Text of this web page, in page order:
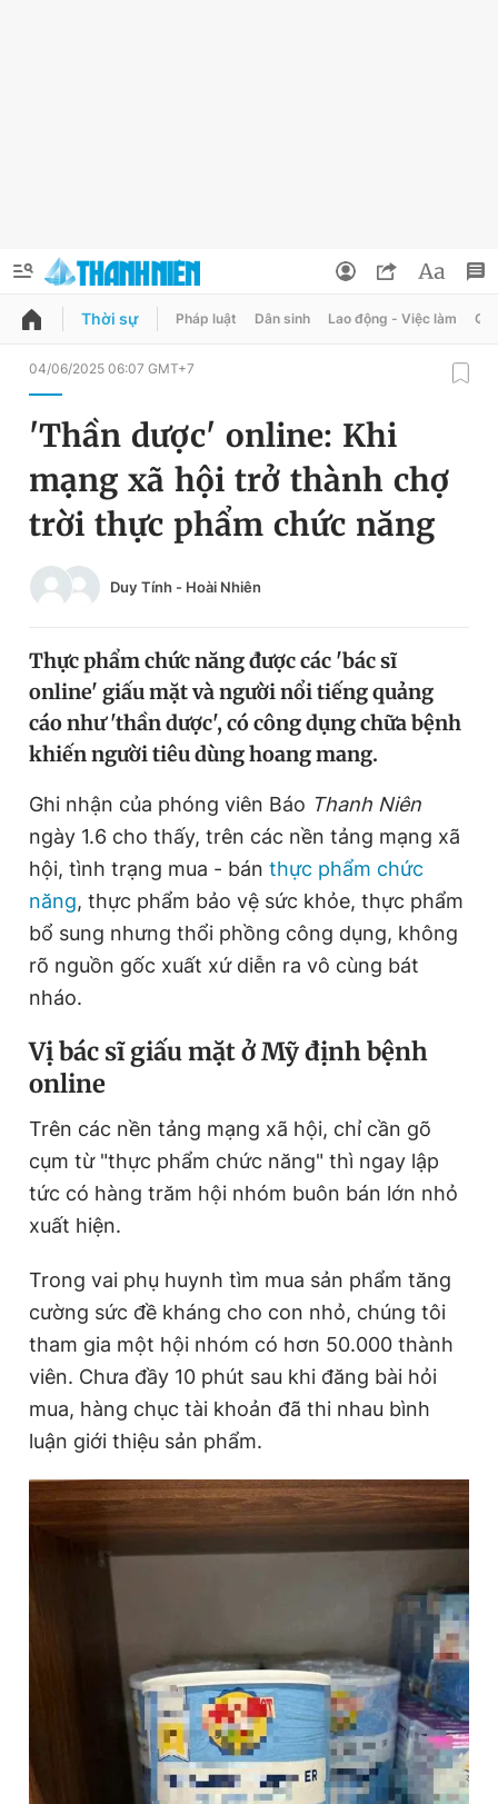
QUẢNG CÁO
Chuyên mục khác
Chào ngày mới
Tin thị trường
Video Magazine
Sản phẩm khác
Tiện ích Bạn cần biết
Thông tin tòa soạn Liên hệ quảng cáo
Đọc Thanh Niên trên điện thoại
Theo dõi báo trên
Hotline
0906 645 777
Liên hệ quảng cáo
0908 780 404
Đặt báo Quảng cáo RSS Tòa soạn Chính sách bảo
Tổng biên tập: Nguyễn Ngọc Toàn
Phó tổng biên tập thường trực: Hải Thành
Phó tổng biên tập: Lâm Hiếu Dũng
Phó tổng biên tập: Trần Việt Hưng
Tổng thư ký tòa soạn: Đức Trung
Giấy phép xuất bản số 110/GP - BTTTT cấp ngày 24.3.2020
© 2003-2026 Bản quyền thuộc về Báo Thanh Niên. Cấm sao
chép dưới mọi hình thức nếu không có sự chấp thuận bằng văn
Đổi mật khẩu
Tin đã lưu
Tin đã xem
Đăng xuất
Thời sự Pháp luật Dân sinh Lao động - Việc làm
04/06/2025 06:07 GMT+7
'Thần dược' online: Khi
mạng xã hội trở thành chợ
trời thực phẩm chức năng
Duy Tính - Hoài Nhiên
Thực phẩm chức năng được các 'bác sĩ
online' giấu mặt và người nổi tiếng quảng
cáo như 'thần dược', có công dụng chữa bệnh
khiến người tiêu dùng hoang mang.
Ghi nhận của phóng viên Báo Thanh Niên
ngày 1.6 cho thấy, trên các nền tảng mạng xã
hội, tình trạng mua - bán thực phẩm chức
năng, thực phẩm bảo vệ sức khỏe, thực phẩm
bổ sung nhưng thổi phồng công dụng, không
rõ nguồn gốc xuất xứ diễn ra vô cùng bát
nháo.
Vị bác sĩ giấu mặt ở Mỹ định bệnh
online
Trên các nền tảng mạng xã hội, chỉ cần gõ
cụm từ "thực phẩm chức năng" thì ngay lập
tức có hàng trăm hội nhóm buôn bán lớn nhỏ
xuất hiện.
Trong vai phụ huynh tìm mua sản phẩm tăng
cường sức đề kháng cho con nhỏ, chúng tôi
tham gia một hội nhóm có hơn 50.000 thành
viên. Chưa đầy 10 phút sau khi đăng bài hỏi
mua, hàng chục tài khoản đã thi nhau bình
luận giới thiệu sản phẩm.